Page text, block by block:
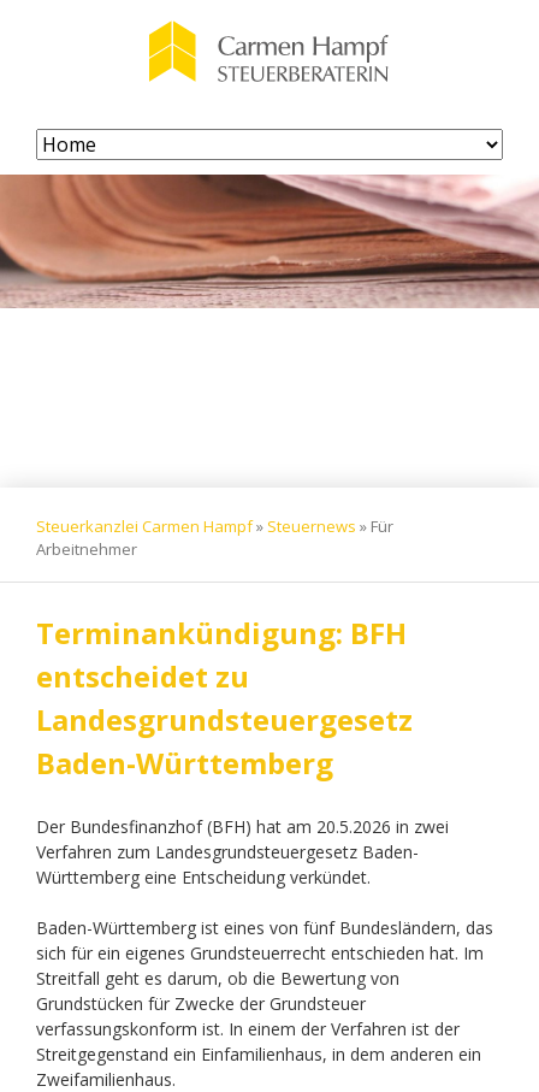
Navigation
überspringen
Steuerkanzlei Carmen Hampf» Steuernews » Für
Arbeitnehmer
Terminankündigung: BFH
entscheidet zu
Landesgrundsteuergesetz
Baden-Württemberg
Der Bundesfinanzhof (BFH) hat am 20.5.2026 in zwei
Verfahren zum Landesgrundsteuergesetz Baden-
Württemberg eine Entscheidung verkündet.
Baden-Württemberg ist eines von fünf Bundesländern, das
sich für ein eigenes Grundsteuerrecht entschieden hat. Im
Streitfall geht es darum, ob die Bewertung von
Grundstücken für Zwecke der Grundsteuer
verfassungskonform ist. In einem der Verfahren ist der
Streitgegenstand ein Einfamilienhaus, in dem anderen ein
Zweifamilienhaus.